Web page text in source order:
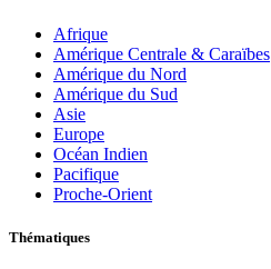
Afrique
Amérique Centrale & Caraïbes
Amérique du Nord
Amérique du Sud
Asie
Europe
Océan Indien
Pacifique
Proche-Orient
Thématiques